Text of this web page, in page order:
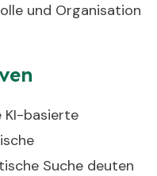
und Organisation
KI-basierte
Suche deuten